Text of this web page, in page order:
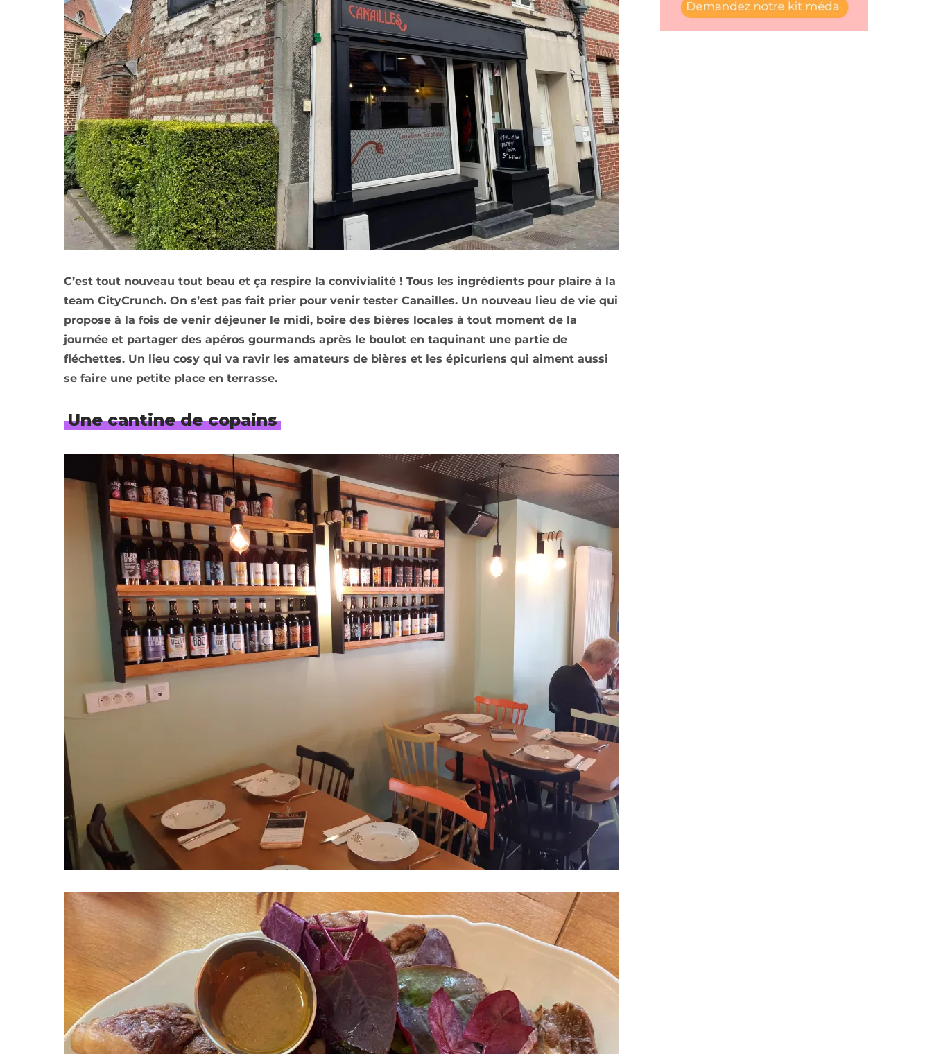
C’est tout nouveau tout beau et ça respire la convivialité ! Tous les ingrédients pour plaire à la
team CityCrunch. On s’est pas fait prier pour venir tester Canailles. Un nouveau lieu de vie qui
propose à la fois de venir déjeuner le midi, boire des bières locales à tout moment de la
journée et partager des apéros gourmands après le boulot en taquinant une partie de
fléchettes. Un lieu cosy qui va ravir les amateurs de bières et les épicuriens qui aiment aussi
se faire une petite place en terrasse.
Une cantine de copains